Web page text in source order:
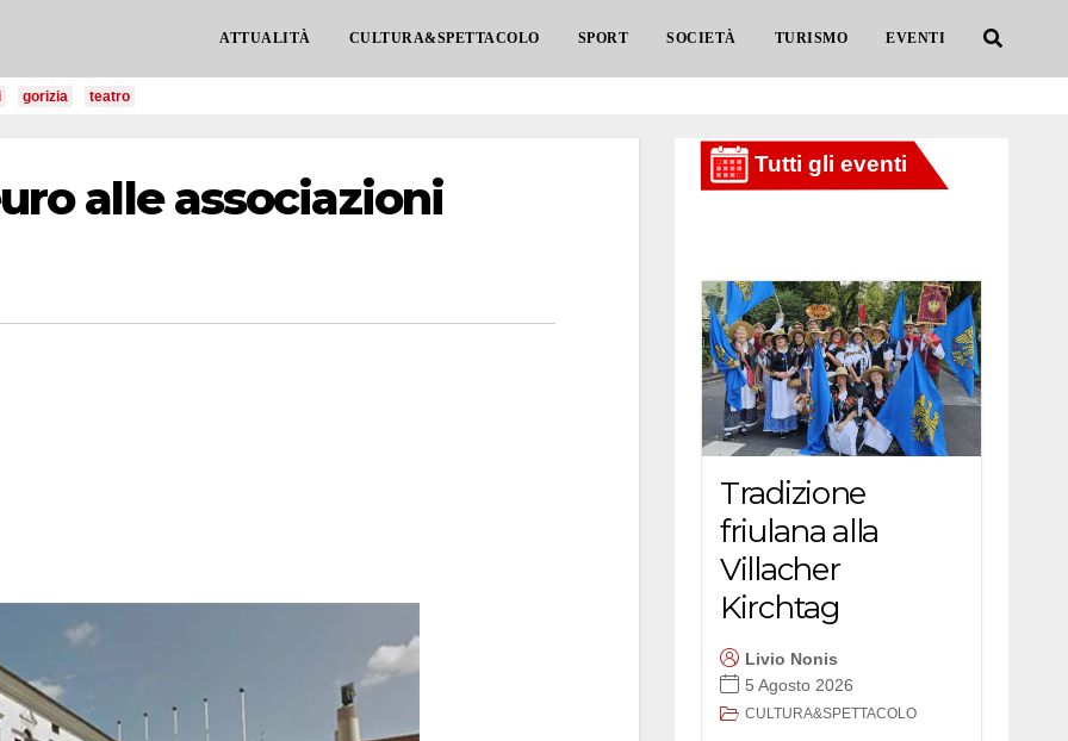
ATTUALITÀ CULTURA&SPETTACOLO SPORT SOCIETÀ TURISMO EVENTI
gorizia teatro
alle associazioni
Tradizione
friulana alla
Villacher
Kirchtag
Livio Nonis
5 Agosto 2026
CULTURA&SPETTACOLO